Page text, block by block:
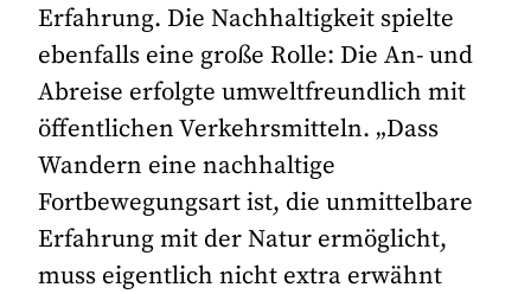
Erfahrung. Die Nachhaltigkeit spielte
ebenfalls eine große Rolle: Die An- und
Abreise erfolgte umweltfreundlich mit
öffentlichen Verkehrsmitteln. „Dass
Wandern eine nachhaltige
Fortbewegungsart ist, die unmittelbare
Erfahrung mit der Natur ermöglicht,
muss eigentlich nicht extra erwähnt